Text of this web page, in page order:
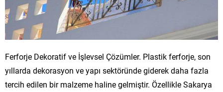
Ferforje Dekoratif ve İşlevsel Çözümler. Plastik ferforje, son
yıllarda dekorasyon ve yapı sektöründe giderek daha fazla
tercih edilen bir malzeme haline gelmiştir. Özellikle Sakarya